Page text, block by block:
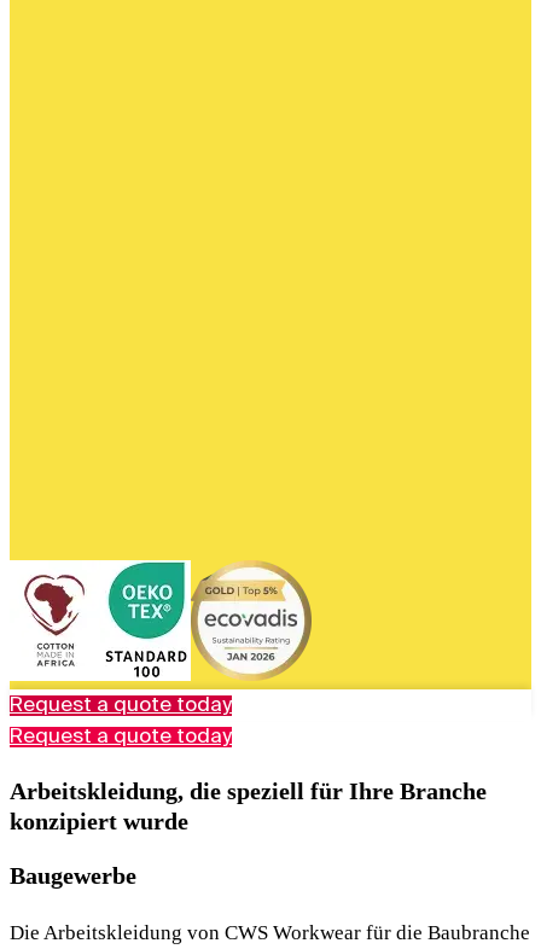
Request a quote today
Request a quote today
Arbeitskleidung, die speziell für Ihre Branche
konzipiert wurde
Baugewerbe
Die Arbeitskleidung von CWS Workwear für die Baubranche